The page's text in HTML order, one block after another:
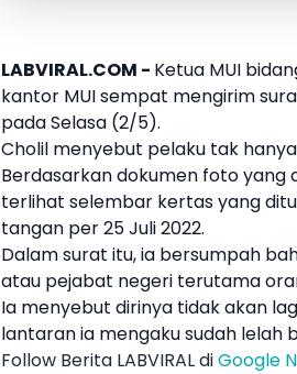
LABVIRAL.COM - Ketua MUI
kantor MUI sempat mengirim
pada Selasa (2/5).
Cholil menyebut pelaku tak
Berdasarkan dokumen foto yang
terlihat selembar kertas yang
tangan per 25 Juli 2022.
Dalam surat itu, ia bersumpah
atau pejabat negeri terutama
Ia menyebut dirinya tidak akan
lantaran ia mengaku sudah lelah
Follow Berita LABVIRAL diGoogle